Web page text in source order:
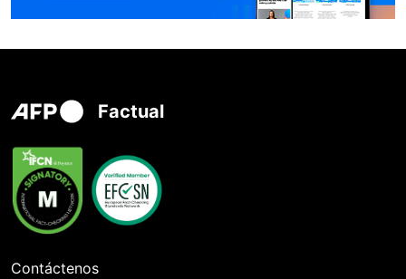
Factual
Contáctenos